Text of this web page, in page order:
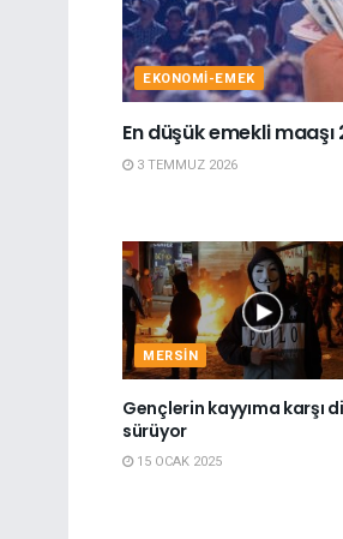
EKONOMI-EMEK
En düşük emekli
3 TEMMUZ 2026
MERSIN
Gençlerin kayyıma karşı
sürüyor
15 OCAK 2025